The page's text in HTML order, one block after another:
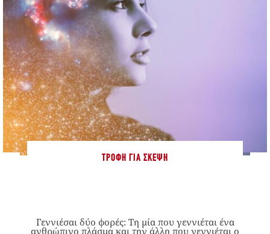
ΤΡΟΦΉ ΓΙΑ ΣΚΈΨΗ
Γεννιέσαι δύο φορές: Tη μία που γεννιέται ένα
ανθρώπινο πλάσμα και την άλλη που γεννιέται ο